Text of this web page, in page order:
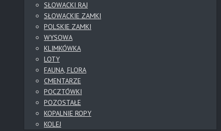
SŁOWACKI RAJ
SŁOWACKIE ZAMKI
POLSKIE ZAMKI
WYSOWA
KLIMKÓWKA
LOTY
FAUNA, FLORA
CMENTARZE
POCZTÓWKI
POZOSTAŁE
KOPALNIE ROPY
KOLEJ